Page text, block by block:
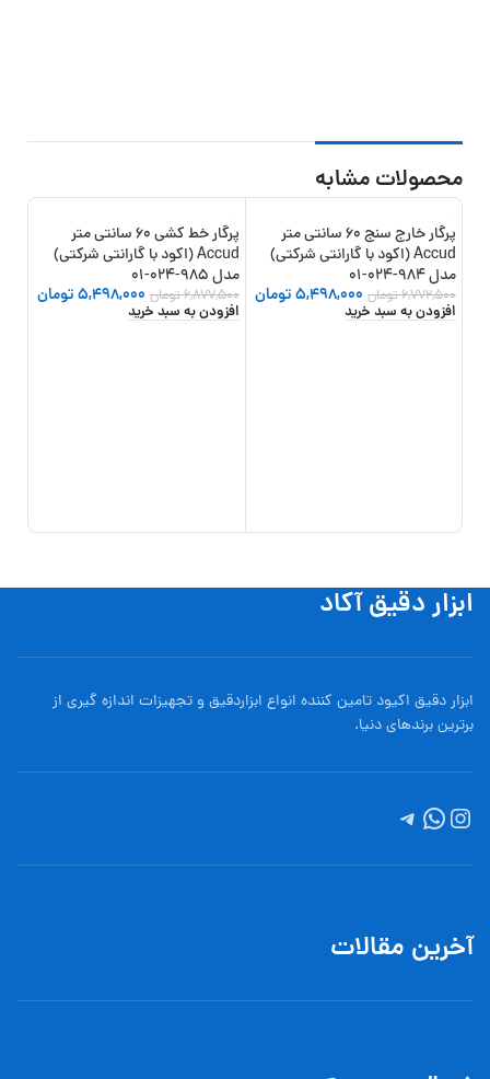
محصولات مشابه
-19%
پرگار خارج سنج 60 سانتی متر
Accud (اکود با گارانتی شرکتی)
مدل 984-024-01
6,772,500تومان 5,498,000تومان
افزودن به سبد خرید
-20%
پرگار خط کشی 60 سانتی متر
Accud (اکود با گارانتی شرکتی)
مدل 985-024-01
6,877,500تومان 5,498,000تومان
افزودن به سبد خرید
ابزار دقیق آکاد
ابزار دقیق اکیود تامین کننده انواع ابزاردقيق و تجهيزات اندازه گیری از
برترین برندهای دنیا.
آخرین مقالات